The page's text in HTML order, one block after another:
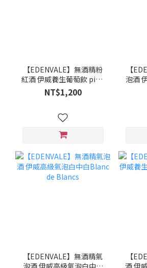
【EDENVALE】無酒精粉
紅酒 伊威養生葡萄飲 pink
moscato 2入組
NT$1,200
【
泡酒
【EDENVALE】無酒精氣
泡酒 伊威高級氣泡白中白
【
酒 伊